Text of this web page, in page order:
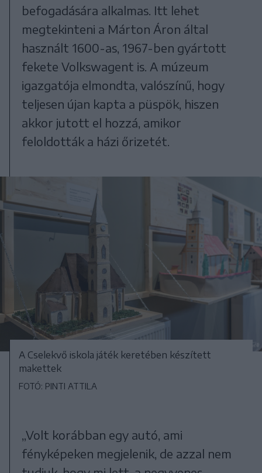
befogadására alkalmas. Itt lehet
megtekinteni a Márton Áron által
használt 1600-as, 1967-ben gyártott
fekete Volkswagent is. A múzeum
igazgatója elmondta, valószínű, hogy
teljesen újan kapta a püspök, hiszen
akkor jutott el hozzá, amikor
feloldották a házi őrizetét.
A Cselekvő iskola játék keretében készített
makettek
FOTÓ: PINTI ATTILA
„Volt korábban egy autó, ami
fényképeken megjelenik, de azzal nem